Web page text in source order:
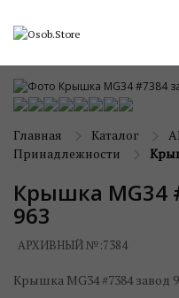
Главная Каталог
Принадлежности
Крышка MG34
963
АРХИВНЫЙ №:7384
Крышка MG34 #7384 завод